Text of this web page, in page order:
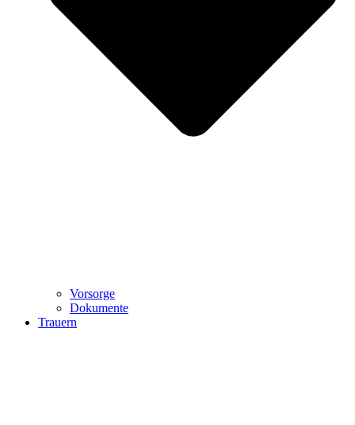
Vorsorge
Dokumente
Trauern